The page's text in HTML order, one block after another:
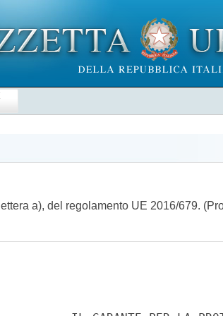
a), del regolamento UE 2016/679.